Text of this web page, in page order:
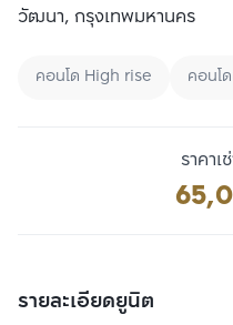
วัฒนา, กรุงเทพมหานคร
คอนโด High rise คอนโ
ราคาเ
รายละเอียดยูนิต